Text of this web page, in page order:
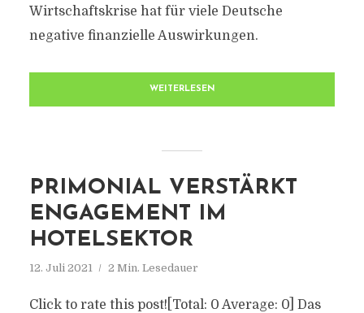
Wirtschaftskrise hat für viele Deutsche
negative finanzielle Auswirkungen.
WEITERLESEN
PRIMONIAL VERSTÄRKT
ENGAGEMENT IM
HOTELSEKTOR
12. Juli 2021 2 Min. Lesedauer
Click to rate this post![Total: 0 Average: 0] Das